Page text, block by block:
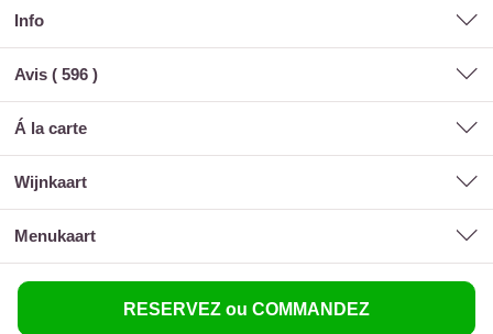
Info
Avis ( 596 )
á la carte
wijnkaart
menukaart
RESERVEZ ou COMMANDEZ